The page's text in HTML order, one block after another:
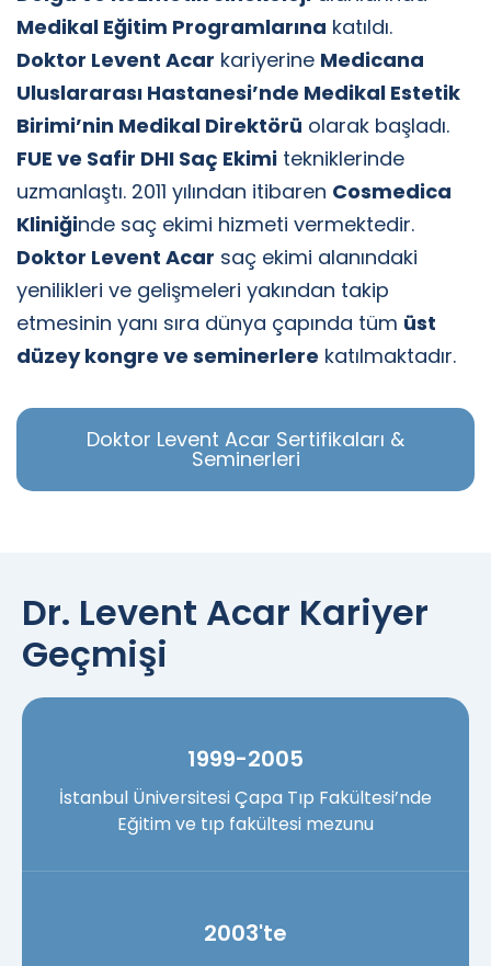
Medikal Eğitim Programlarına katıldı.
Doktor Levent Acar kariyerine Medicana
Uluslararası Hastanesi’nde Medikal Estetik
Birimi’nin Medikal Direktörü olarak başladı.
FUE ve Safir DHI Saç Ekimi tekniklerinde
uzmanlaştı. 2011 yılından itibaren Cosmedica
Kliniğinde saç ekimi hizmeti vermektedir.
Doktor Levent Acar saç ekimi alanındaki
yenilikleri ve gelişmeleri yakından takip
etmesinin yanı sıra dünya çapında tüm üst
düzey kongre ve seminerlere katılmaktadır.
Doktor Levent Acar Sertifikaları &
Seminerleri
Dr. Levent Acar Kariyer
Geçmişi
1999-2005
İstanbul Üniversitesi Çapa Tıp Fakültesi’nde
Eğitim ve tıp fakültesi mezunu
2003'te